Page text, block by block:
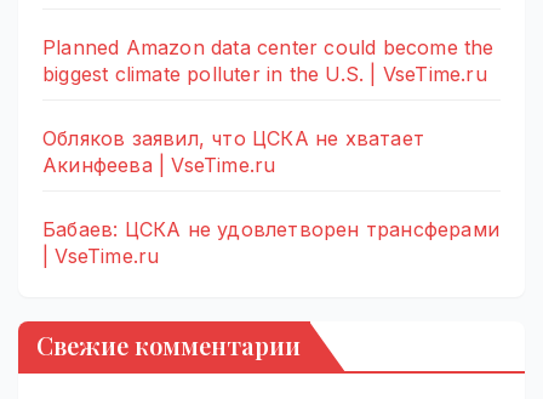
Planned Amazon data center could become the
biggest climate polluter in the U.S. | VseTime.ru
Обляков заявил, что ЦСКА не хватает
Акинфеева | VseTime.ru
Бабаев: ЦСКА не удовлетворен трансферами
| VseTime.ru
Свежие комментарии